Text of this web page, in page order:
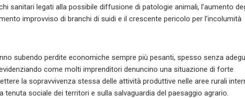
sanitari legati alla possibile diffusione di patologie animali, l’aumento
improvviso di branchi di suidi e il crescente pericolo per l’incolumità
subendo perdite economiche sempre più pesanti, spesso senza
come molti imprenditori denuncino una situazione di forte
la sopravvivenza stessa delle attività produttive nelle aree rurali
tenuta sociale dei territori e sulla salvaguardia del paesaggio agrario.